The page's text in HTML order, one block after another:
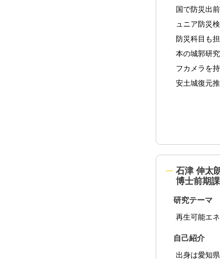
国で防災出
ュニア防災
防災科目も
本の城郭研
フカメラを
安土城復元
石津 伸太
博士前期
研究テーマ
再生可能エ
自己紹介
出身は愛知